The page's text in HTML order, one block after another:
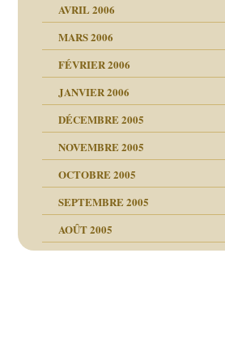
AVRIL 2006
MARS 2006
FÉVRIER 2006
JANVIER 2006
DÉCEMBRE 2005
NOVEMBRE 2005
OCTOBRE 2005
SEPTEMBRE 2005
AOÛT 2005
cocaïne.